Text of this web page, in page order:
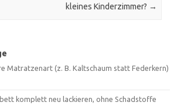
kleines Kinderzimmer? →
Matratzenart (z. B. Kaltschaum statt Federkern)
komplett neu lackieren, ohne Schadstoffe